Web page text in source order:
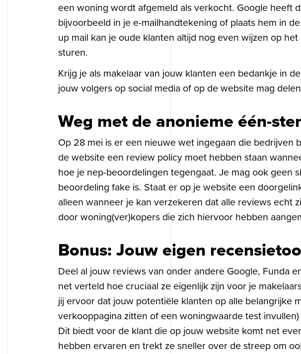
een woning wordt afgemeld als verkocht. Google heeft
bijvoorbeeld in je e-mailhandtekening of plaats hem in
up mail kan je oude klanten altijd nog even wijzen op
sturen.
Krijg je als makelaar van jouw klanten een bedankje in
jouw volgers op social media of op de website mag
Weg met de anonieme één-
Op 28 mei is er een nieuwe wet ingegaan die
de website een review policy moet hebben staan
hoe je nep-beoordelingen tegengaat. Je mag ook
beoordeling fake is. Staat er op je website een
alleen wanneer je kan verzekeren dat alle reviews echt
door woning(ver)kopers die zich hiervoor hebben
Bonus: Jouw eigen
Deel al jouw reviews van onder andere Google, Funda
net verteld hoe cruciaal ze eigenlijk zijn voor je
jij ervoor dat jouw potentiële klanten op alle belangrijke
verkooppagina zitten of een woningwaarde test
Dit biedt voor de klant die op jouw website komt net
hebben ervaren en trekt ze sneller over de streep om